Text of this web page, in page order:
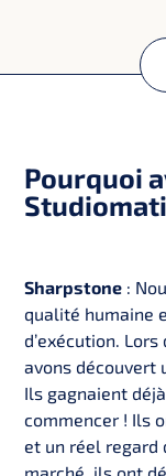
Pourquoi
Sharpstone :
qualité humaine
d’exécution.
avons découvert
Ils gagnaient
commencer ! Ils
et un réel regard
marché, ils ont